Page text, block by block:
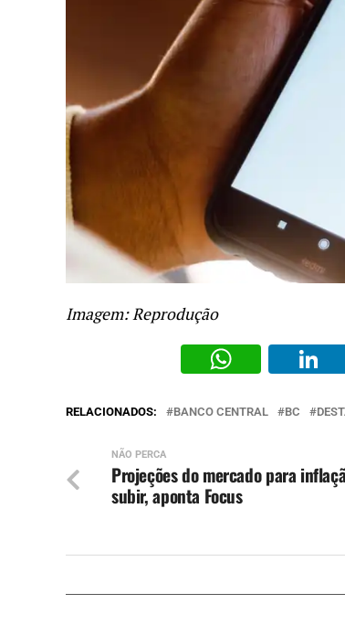
Imagem: Reprodução
RELACIONADOS: BANCO CENTRAL BC
NÃO PERCA
Projeções do mercado para
subir, aponta Focus